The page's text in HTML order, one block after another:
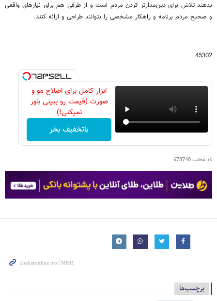
بدهند تلاش برای دین‌مدارتر کردن مردم است و از طرفی هم برای نیازهای واقعی
و صحیح مردم برنامه و راهکار مشخصی را بتوانند طراحی و ارائه کنند.
45302
ابزار کامل برای اصلاح مو و
صورت (قیمت رو ببینی باور
نمیکنی!)
باتخفیف بخر
کد مطلب678740
برچسب‌ها